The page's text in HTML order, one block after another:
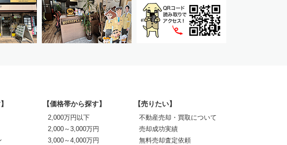
【価格帯から探す】
2,000万円以下
2,000～3,000万円
3,000～4,000万円
【売りたい】
不動産売却・買取について
売却成功実績
無料売却査定依頼